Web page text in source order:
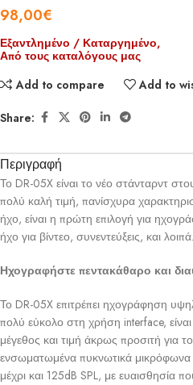
98,00€
Εξαντλημένο / Καταργημένο,
Από τους καταλόγους μας
Add to compare
Add to
Share:
Περιγραφή
Το DR-05X είναι το νέο στάνταρντ
πολύ καλή τιμή, πανίσχυρα
ήχο, είναι η πρώτη επιλογή για
ήχο για βίντεο, συνεντεύξεις, και λοιπά.
Ηχογραφήστε πεντακάθαρο και
Το DR-05X επιτρέπει ηχογράφηση
πολύ εύκολο στη χρήση interface,
μέγεθος και τιμή άκρως προσιτή για
ενσωματωμένα πυκνωτικά
μέχρι και 125dB SPL, με ευαισθησία